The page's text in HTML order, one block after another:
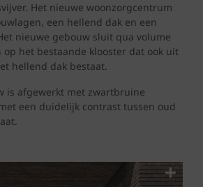
Het nieuwe woonzorgcentrum
een hellend dak en een
nieuwe gebouw sluit qua volume
op het bestaande klooster dat ook uit
hellend dak bestaat.
is afgewerkt met zwartbruine
een duidelijk contrast tussen oud